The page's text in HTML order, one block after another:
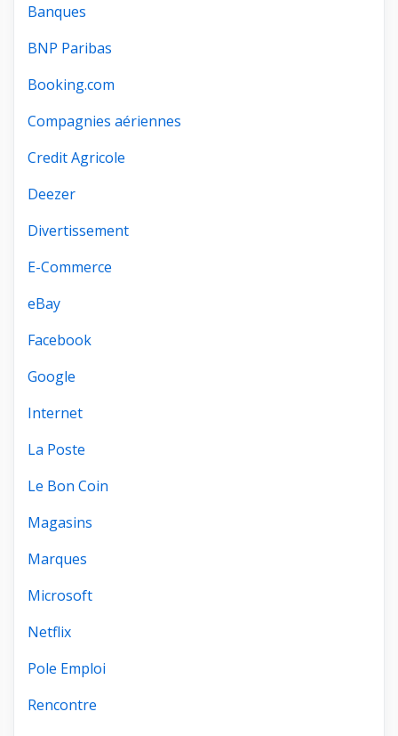
Banques
BNP Paribas
Booking.com
Compagnies aériennes
Credit Agricole
Deezer
Divertissement
E-Commerce
eBay
Facebook
Google
Internet
La Poste
Le Bon Coin
Magasins
Marques
Microsoft
Netflix
Pole Emploi
Rencontre